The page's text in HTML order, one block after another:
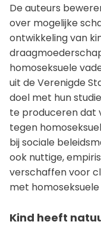
De auteurs
over mogelijke
ontwikkeling van
homoseksuele
uit de Verenigde
doel met hun
te produceren dat
tegen
bij sociale
ook nuttige,
verschaffen voor
met homoseksuele
Kind heeft